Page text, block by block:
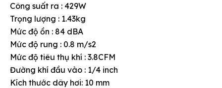
Công suất ra : 429W
Trọng lượng : 1.43kg
Mức độ ồn : 84 dBA
Mức độ rung : 0.8 m/s2
Mức độ tiêu thụ khí : 3.8CFM
Đường khí đầu vào : 1/4 inch
Kích thước dây hơi: 10 mm